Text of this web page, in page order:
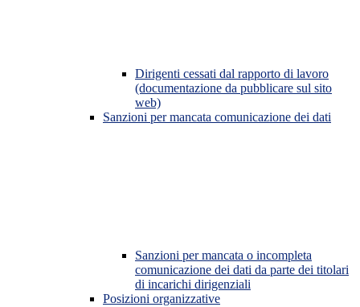
Dirigenti cessati dal rapporto di lavoro
(documentazione da pubblicare sul sito
web)
Sanzioni per mancata comunicazione dei dati
Sanzioni per mancata o incompleta
comunicazione dei dati da parte dei titolari
di incarichi dirigenziali
Posizioni organizzative